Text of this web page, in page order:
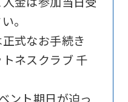
。
式なお手続き
ネスクラブ 千
ント期日が迫っ